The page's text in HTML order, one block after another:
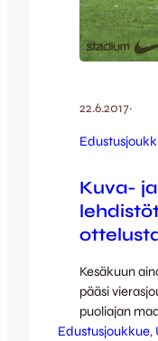
22.6.2017·
Kuva-
Kesäkuun
pääsi
puoliajan
ottelusta
Edustusjoukkue,